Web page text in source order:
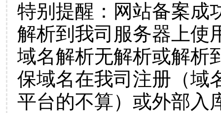
特别提醒：网站备案成
解析到我司服务器上使
域名解析无解析或解析
保域名在我司注册（域
平台的不算）或外部入